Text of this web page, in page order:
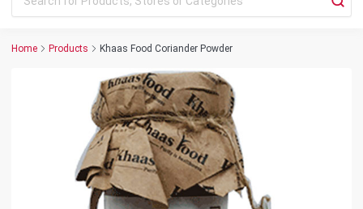
Home Products Khaas Food Coriander Powder